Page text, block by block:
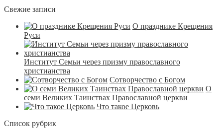
Свежие записи
О празднике Крещения
Руси
Институт Семьи через призму православного
христианства
Сотворчество с Богом
О
семи Великих Таинствах Православной церкви
Что такое Церковь
Список рубрик